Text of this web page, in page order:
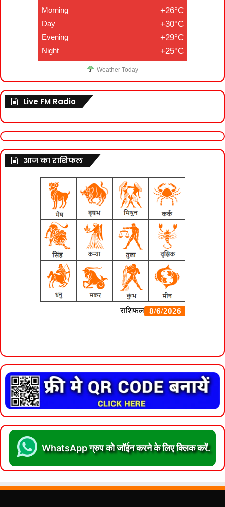
Morning +26°C
Day +30°C
Evening +29°C
Night +25°C
Weather Today
Live FM Radio
आज का राशिफल
WhatsApp ग्रुप को जॉईन करने के लिए क्लिक करें.